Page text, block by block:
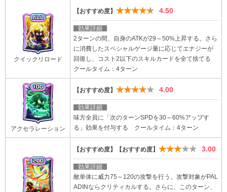
クイックリロード
【おすすめ度】 ★★★★★ 4.50
効果詳細
2ターンの間、自身のATKが29～50%上昇する。さら
に消費したスペシャルゲージ量に応じてエナジーが
回復し、コスト2以下のスキルカードを全て捨てる
クールタイム：4ターン
アクセラレーション
【おすすめ度】 ★★★★★ 4.00
効果詳細
味方全員に「次のターンSPDを30～60%アップす
る」効果を付与する クールタイム：4ターン
【おすすめ度】【おすすめ度】 ★★★★★ 3.00
効果詳細
敵単体に威力75～120の攻撃を行う。攻撃対象がPAL
ADINならクリティカルする。さらに、このターン、